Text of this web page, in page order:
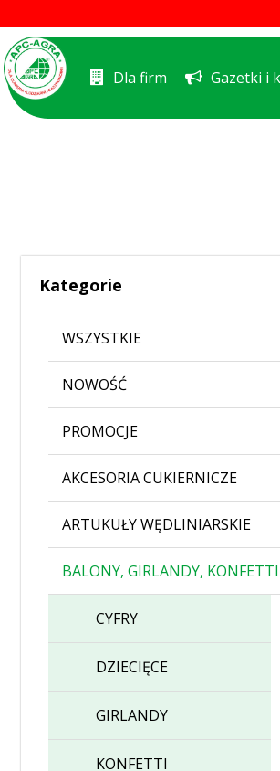
Dla firm Gazetki i
Kategorie
WSZYSTKIE
NOWOŚĆ
PROMOCJE
AKCESORIA CUKIERNICZE
ARTUKUŁY WĘDLINIARSKIE
BALONY, GIRLANDY, KONFETTI
CYFRY
DZIECIĘCE
GIRLANDY
KONFETTI